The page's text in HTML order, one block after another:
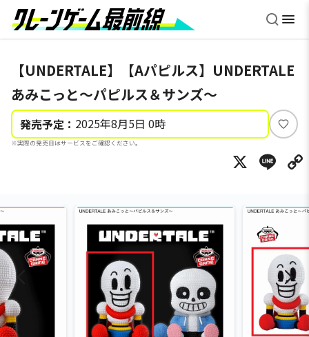
【UNDERTALE】【Aパピルス】UNDERTALE
あみこっと～パピルス＆サンズ～
発売予定： 2025年8月5日 0時
※実際の発売日はサービスをご確認ください。
い
ね
X